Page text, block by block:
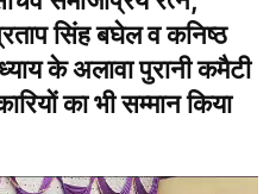
सिंह बघेल व कनिष्ठ
के अलावा पुरानी कमैटी
का भी सम्मान किया